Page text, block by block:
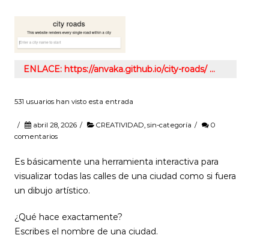
ENLACE: https://anvaka.github.io/city-roads/ …
531 usuarios han visto esta entrada
/ abril 28, 2026 / CREATIVIDAD, sin-categoría /
0
comentarios
Es básicamente una herramienta interactiva para
visualizar todas las calles de una ciudad como si fuera
un dibujo artístico.
¿Qué hace exactamente?
Escribes el nombre de una ciudad.